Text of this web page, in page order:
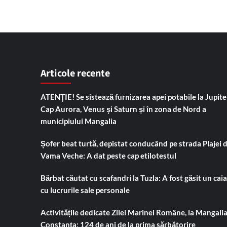
Articole recente
ATENȚIE! Se sistează furnizarea apei potabile la
Cap Aurora, Venus și Saturn și în zona de Nord a
municipiului Mangalia
Șofer beat turtă, depistat conducând pe strada Plajei
Vama Veche: A dat peste cap etilotestul
Bărbat căutat cu scafandri la Tuzla: A fost găsit un
cu lucrurile sale personale
Activitățile dedicate Zilei Marinei Române, la
Constanța: 124 de ani de la prima sărbătorire